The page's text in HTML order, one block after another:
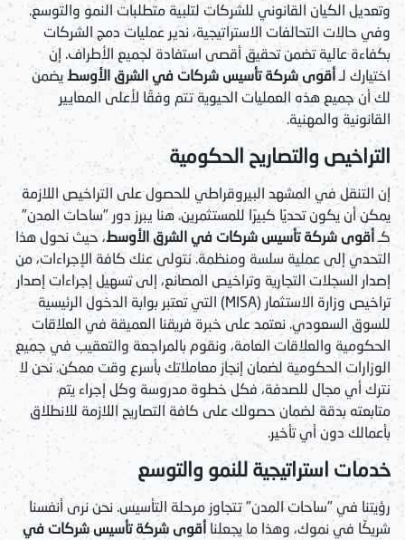
وتعديل الكيان القانوني للشركات لتلبية متطلبات النمو والتوسع.
وفي حالات التحالفات الاستراتيجية، ندير عمليات دمج الشركات
بكفاءة عالية تضمن تحقيق أقصى استفادة لجميع الأطراف. إن
اختيارك لـأقوى شركة تأسيس شركات في الشرق الأوسطيضمن
لك أن جميع هذه العمليات الحيوية تتم وفقًا لأعلى المعايير
القانونية والمهنية.
التراخيص والتصاريح الحكومية
إن التنقل في المشهد البيروقراطي للحصول على التراخيص اللازمة
يمكن أن يكون تحديًا كبيرًا للمستثمرين. هنا يبرز دور "ساحات المدن"
كـأقوى شركة تأسيس شركات في الشرق الأوسط، حيث نحول هذا
التحدي إلى عملية سلسة ومنظمة. نتولى عنك كافة الإجراءات، من
إصدار السجلات التجارية وتراخيص المصانع، إلى تسهيل إجراءات إصدار
تراخيص وزارة الاستثمار (MISA) التي تعتبر بوابة الدخول الرئيسية
للسوق السعودي. نعتمد على خبرة فريقنا العميقة في العلاقات
الحكومية والعلاقات العامة، ونقوم بالمراجعة والتعقيب في جميع
الوزارات الحكومية لضمان إنجاز معاملاتك بأسرع وقت ممكن. نحن لا
نترك أي مجال للصدفة، فكل خطوة مدروسة وكل إجراء يتم
متابعته بدقة لضمان حصولك على كافة التصاريح اللازمة للانطلاق
بأعمالك دون أي تأخير.
خدمات استراتيجية للنمو والتوسع
رؤيتنا في "ساحات المدن" تتجاوز مرحلة التأسيس. نحن نرى أنفسنا
شريكًا في نموك، وهذا ما يجعلنا أقوى شركة تأسيس شركات في